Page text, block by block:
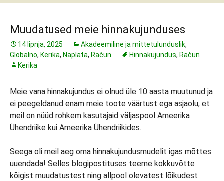
Muudatused meie hinnakujunduses
14 lipnja, 2025 Akadeemiline ja mittetulunduslik,
Globalno, Kerika, Naplata, Račun Hinnakujundus, Račun
Kerika
Meie vana hinnakujundus ei olnud üle 10 aasta muutunud ja
ei peegeldanud enam meie toote väärtust ega asjaolu, et
meil on nüüd rohkem kasutajaid väljaspool Ameerika
Ühendriike kui Ameerika Ühendriikides.
Seega oli meil aeg oma hinnakujundusmudelit igas mõttes
uuendada! Selles blogipostituses teeme kokkuvõtte
kõigist muudatustest ning allpool olevatest lõikudest